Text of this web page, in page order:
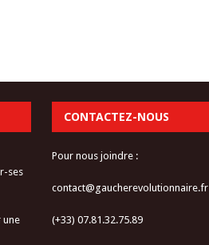
ses
une
CONTACTEZ-NOUS
Pour nous joindre :
contact@gaucherevolutionnaire.fr
(+33) 07.81.32.75.89